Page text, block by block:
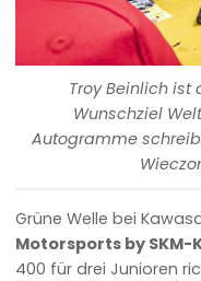
Troy Beinlich
Wunschziel
Autogramme
Grüne Welle bei
Motorsports by SKM-
400 für drei Junioren